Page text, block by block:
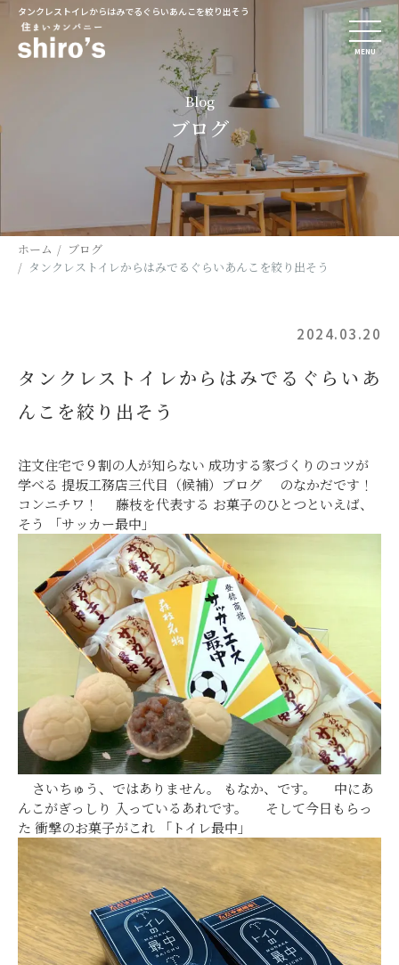
タンクレストイレからはみでるぐらいあんこを絞り出そう
MENU
Blog
ブログ
ホーム
ブログ
タンクレストイレからはみでるぐらいあんこを絞り出そう
2024.03.20
タンクレストイレからはみでるぐらいあ
んこを絞り出そう
注文住宅で９割の人が知らない 成功する家づくりのコツが
学べる 提坂工務店三代目（候補）ブログ のなかだです！
コンニチワ！ 藤枝を代表する お菓子のひとつといえば、
そう 「サッカー最中」
さいちゅう、ではありません。 もなか、です。 中にあ
んこがぎっしり 入っているあれです。 そして今日もらっ
た 衝撃のお菓子がこれ 「トイレ最中」